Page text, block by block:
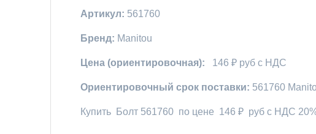
Артикул: 561760
Бренд: Manitou
Цена (ориентировочная): 146 ₽ руб с НДС
Ориентировочный срок поставки: 561760
Купить Болт 561760 по цене 146 ₽ руб с НДС